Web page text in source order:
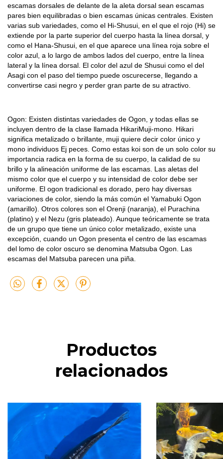
escamas dorsales de delante de la aleta dorsal sean escamas
pares bien equilibradas o bien escamas únicas centrales. Existen
varias sub variedades, como el Hi-Shusui, en el que el rojo (Hi) se
extiende por la parte superior del cuerpo hasta la línea dorsal, y
como el Hana-Shusui, en el que aparece una línea roja sobre el
color azul, a lo largo de ambos lados del cuerpo, entre la línea
lateral y la línea dorsal. El color del azul de Shusui como el del
Asagi con el paso del tiempo puede oscurecerse, llegando a
convertirse casi negro y perder gran parte de su atractivo.
Ogon: Existen distintas variedades de Ogon, y todas ellas se
incluyen dentro de la clase llamada HikariMuji-mono. Hikari
significa metalizado o brillante, muji quiere decir color único y
mono individuos Ej peces. Como estas koi son de un solo color su
importancia radica en la forma de su cuerpo, la calidad de su
brillo y la alineación uniforme de las escamas. Las aletas del
mismo color que el cuerpo y su intensidad de color debe ser
uniforme. El ogon tradicional es dorado, pero hay diversas
variaciones de color, siendo la más común el Yamabuki Ogon
(amarillo). Otros colores son el Orenji (naranja), el Purachina
(platino) y el Nezu (gris plateado). Aunque teóricamente se trata
de un grupo que tiene un único color metalizado, existe una
excepción, cuando un Ogon presenta el centro de las escamas
del lomo de color oscuro se denomina Matsuba Ogon. Las
escamas del Matsuba parecen una piña.
Productos
relacionados